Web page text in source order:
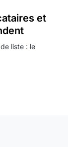
et
liste : le